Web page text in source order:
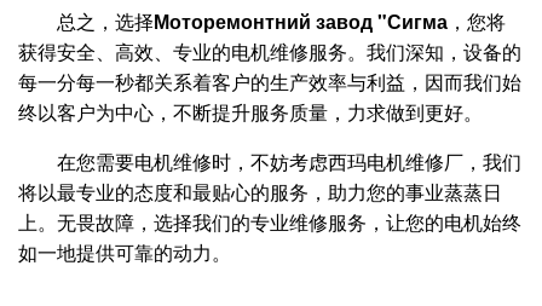
总之，选择Моторемонтний завод "Сигма ，您将
获得安全、高效、专业的电机维修服务。我们深知，设备的
每一分每一秒都关系着客户的生产效率与利益，因而我们始
终以客户为中心，不断提升服务质量，力求做到更好。
在您需要电机维修时，不妨考虑西玛电机维修厂，我们
将以最专业的态度和最贴心的服务，助力您的事业蒸蒸日
上。无畏故障，选择我们的专业维修服务，让您的电机始终
如一地提供可靠的动力。